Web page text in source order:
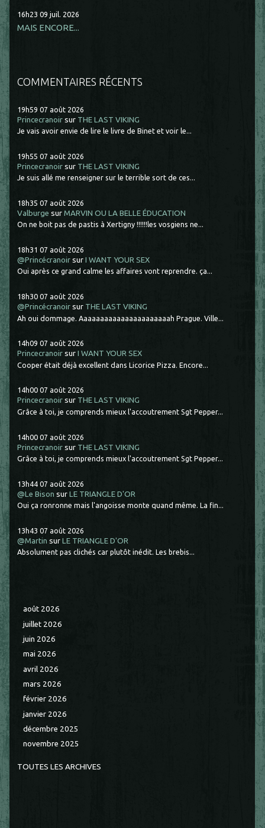
16h23 09 juil. 2026
MAIS ENCORE...
COMMENTAIRES RÉCENTS
19h59 07 août 2026
Princecranoir sur THE LAST VIKING
Je vais avoir envie de lire le livre de Binet et voir le...
19h55 07 août 2026
Princecranoir sur THE LAST VIKING
Je suis allé me renseigner sur le terrible sort de ces...
18h35 07 août 2026
Valburge surMARVIN OU LA BELLE ÉDUCATION
On ne boit pas de pastis à Xertigny !!!!!!les vosgiens ne...
18h31 07 août 2026
@Princécranoir surI WANT YOUR SEX
Oui après ce grand calme les affaires vont reprendre. ça...
18h30 07 août 2026
@Princécranoir sur THE LAST VIKING
Ah oui dommage. Aaaaaaaaaaaaaaaaaaaaaah Prague. Ville...
14h09 07 août 2026
Princecranoir surI WANT YOUR SEX
Cooper était déjà excellent dans Licorice Pizza. Encore...
14h00 07 août 2026
Princecranoir sur THE LAST VIKING
Grâce à toi, je comprends mieux l'accoutrement Sgt Pepper...
14h00 07 août 2026
Princecranoir sur THE LAST VIKING
Grâce à toi, je comprends mieux l'accoutrement Sgt Pepper...
13h44 07 août 2026
@Le Bison surLE TRIANGLE D'OR
Oui ça ronronne mais l'angoisse monte quand même. La fin...
13h43 07 août 2026
@Martin surLE TRIANGLE D'OR
Absolument pas clichés car plutôt inédit. Les brebis...
août 2026
juillet 2026
juin 2026
mai 2026
avril 2026
mars 2026
février 2026
janvier 2026
décembre 2025
novembre 2025
TOUTES LES ARCHIVES